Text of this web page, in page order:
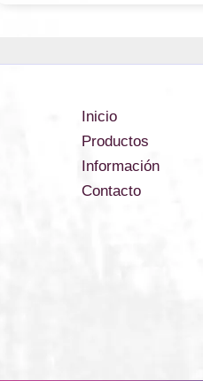
Inicio
Productos
Información
Contacto